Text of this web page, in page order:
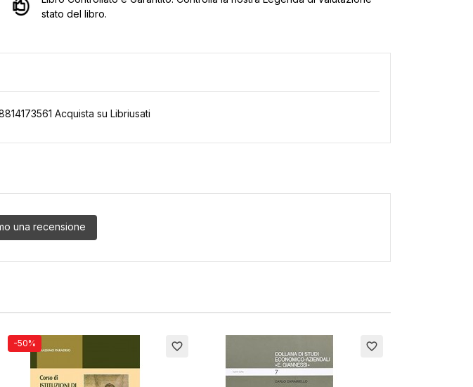
stato del libro.
Acquista su Libriusati
una recensione
favorite_border
-50% favorite_border